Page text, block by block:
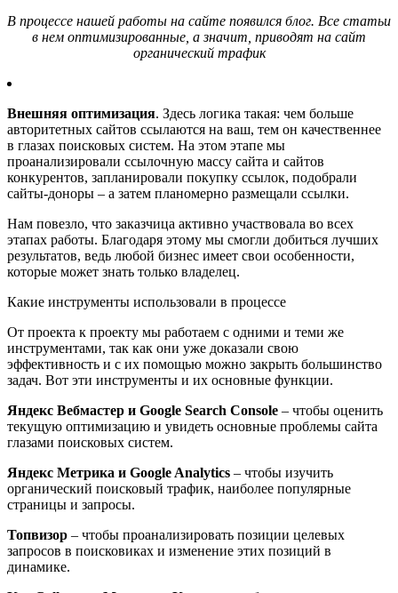
В процессе нашей работы на сайте появился блог. Все статьи
в нем оптимизированные, а значит, приводят на сайт
органический трафик
Внешняя оптимизация. Здесь логика такая: чем больше
авторитетных сайтов ссылаются на ваш, тем он качественнее
в глазах поисковых систем. На этом этапе мы
проанализировали ссылочную массу сайта и сайтов
конкурентов, запланировали покупку ссылок, подобрали
сайты-доноры – а затем планомерно размещали ссылки.
Нам повезло, что заказчица активно участвовала во всех
этапах работы. Благодаря этому мы смогли добиться лучших
результатов, ведь любой бизнес имеет свои особенности,
которые может знать только владелец.
Какие инструменты использовали в процессе
От проекта к проекту мы работаем с одними и теми же
инструментами, так как они уже доказали свою
эффективность и с их помощью можно закрыть большинство
задач. Вот эти инструменты и их основные функции.
Яндекс Вебмастер и Google Search Console – чтобы оценить
текущую оптимизацию и увидеть основные проблемы сайта
глазами поисковых систем.
Яндекс Метрика и Google Analytics – чтобы изучить
органический поисковый трафик, наиболее популярные
страницы и запросы.
Топвизор – чтобы проанализировать позиции целевых
запросов в поисковиках и изменение этих позиций в
динамике.